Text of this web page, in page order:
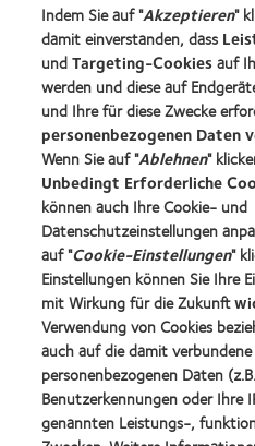
Kontaktlinsenspezialisten
Kontaktlinsen und
Neuer Träger
Erfahrener Träger
Blog
Über CooperVision
Karriere
News-Zentrum
Kontakt
Legal
Datenschutzrichtlinie
Indem Sie auf "Akzeptieren"
damit einverstanden, dass
undTargeting-Cookiesauf
werden und diese auf
und Ihre für diese Zwecke
personenbezogenen Daten
Wenn Sie auf "Ablehnen"
Unbedingt Erforderliche
können auch Ihre Cookie- und
Datenschutzeinstellungen
auf "Cookie-Einstellungen"
Einstellungen können Sie Ihre
mit Wirkung für die Zukunft
Verwendung von Cookies
auch auf die damit
personenbezogenen Daten
Benutzerkennungen oder Ihre
genannten Leistungs-,